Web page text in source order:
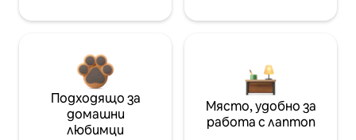
Подходящо за
домашни
любимци
Място, удобно за
работа с лаптоп